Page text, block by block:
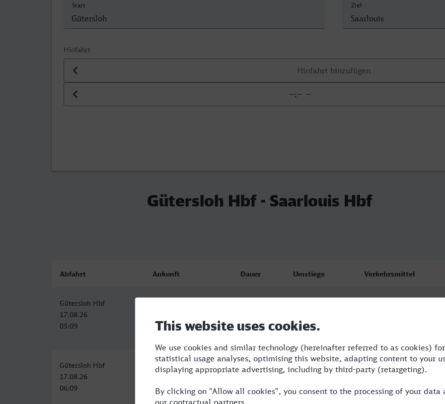
Start Ziel
Hinfahrt
Datum der Hinfahrt
Uhrzeit der Hinfahrt
Gütersloh Hbf - Saarlouis Hbf
Abfahrt Ankunft Dauer Umstiege Verkehrsmittel
Gütersloh Hbf
17.08.26
05:09
11:23
Gütersloh Hbf
17.08.26
06:09
Saarlouis Hbf
17.08.26
12:34
6:25 RE,NX,ICE